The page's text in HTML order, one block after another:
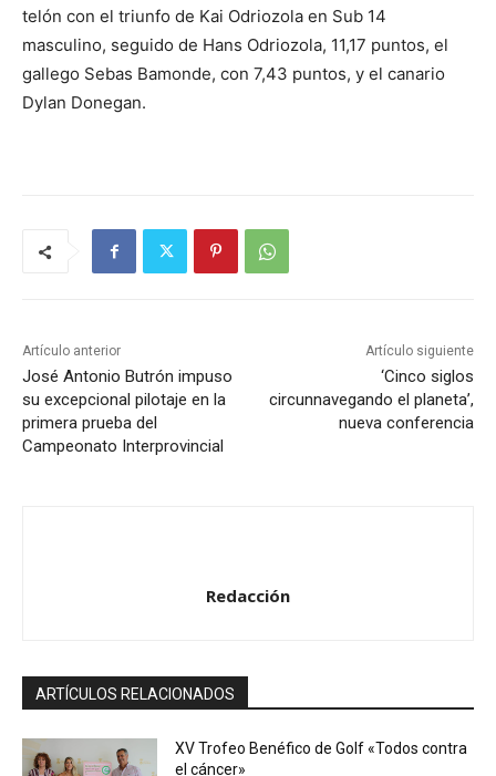
telón con el triunfo de Kai Odriozola en Sub 14
masculino, seguido de Hans Odriozola, 11,17 puntos, el
gallego Sebas Bamonde, con 7,43 puntos, y el canario
Dylan Donegan.
Artículo anterior
José Antonio Butrón impuso
su excepcional pilotaje en la
primera prueba del
Campeonato Interprovincial
Artículo siguiente
‘Cinco siglos
circunnavegando el planeta’,
nueva conferencia
Redacción
ARTÍCULOS RELACIONADOS
XV Trofeo Benéfico de Golf «Todos contra
el cáncer»